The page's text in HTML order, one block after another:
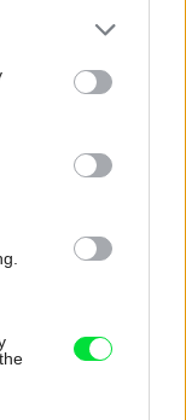
or more Google
You may click to
party tags to
in below Google